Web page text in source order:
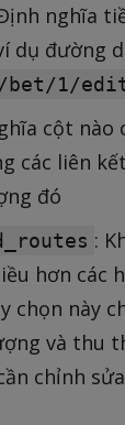
nghĩa
dụ đường
/bet/1/
cột nào
các liên
đó
:
hơn các
chọn này
và thu
chỉnh